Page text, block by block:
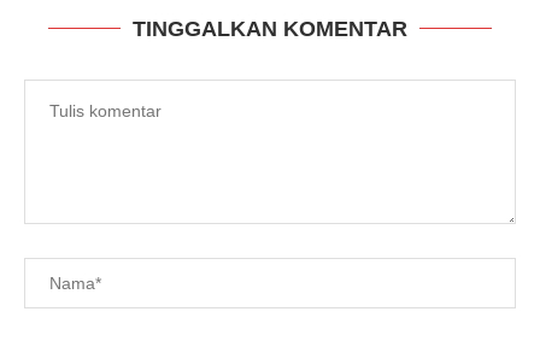
TINGGALKAN KOMENTAR